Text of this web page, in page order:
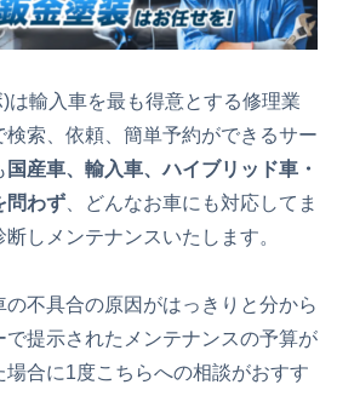
は輸入車を最も得意とする修理業
索、依頼、簡単予約ができるサー
国産車、輸入車、ハイブリッド車・
問わず 、どんなお車にも対応してま
しメンテナンスいたします。
不具合の原因がはっきりと分から
で提示されたメンテナンスの予算が
合に1度こちらへの相談がおすす